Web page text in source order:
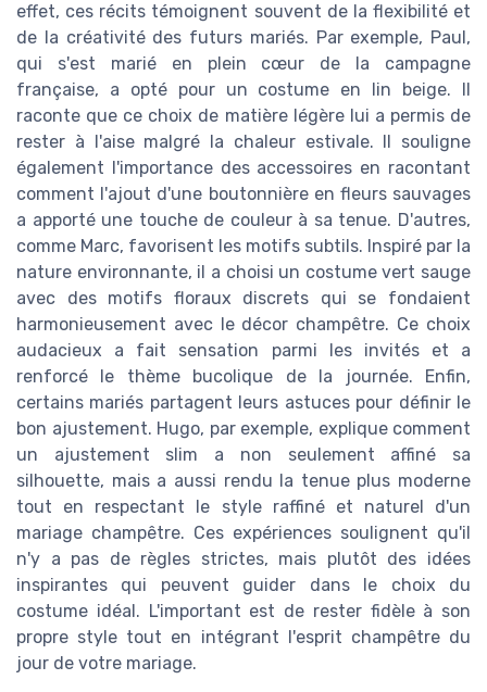
effet, ces récits témoignent souvent de la flexibilité et
de la créativité des futurs mariés. Par exemple, Paul,
qui s'est marié en plein cœur de la campagne
française, a opté pour un costume en lin beige. Il
raconte que ce choix de matière légère lui a permis de
rester à l'aise malgré la chaleur estivale. Il souligne
également l'importance des accessoires en racontant
comment l'ajout d'une boutonnière en fleurs sauvages
a apporté une touche de couleur à sa tenue. D'autres,
comme Marc, favorisent les motifs subtils. Inspiré par la
nature environnante, il a choisi un costume vert sauge
avec des motifs floraux discrets qui se fondaient
harmonieusement avec le décor champêtre. Ce choix
audacieux a fait sensation parmi les invités et a
renforcé le thème bucolique de la journée. Enfin,
certains mariés partagent leurs astuces pour définir le
bon ajustement. Hugo, par exemple, explique comment
un ajustement slim a non seulement affiné sa
silhouette, mais a aussi rendu la tenue plus moderne
tout en respectant le style raffiné et naturel d'un
mariage champêtre. Ces expériences soulignent qu'il
n'y a pas de règles strictes, mais plutôt des idées
inspirantes qui peuvent guider dans le choix du
costume idéal. L'important est de rester fidèle à son
propre style tout en intégrant l'esprit champêtre du
jour de votre mariage.